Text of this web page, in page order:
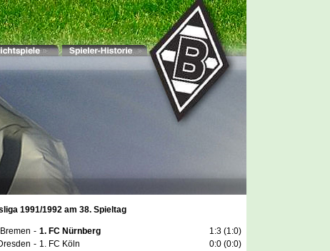
1991/1992 am 38. Spieltag
- 1. FC Nürnberg
1:3 (1:0)
- 1. FC Köln
0:0 (0:0)